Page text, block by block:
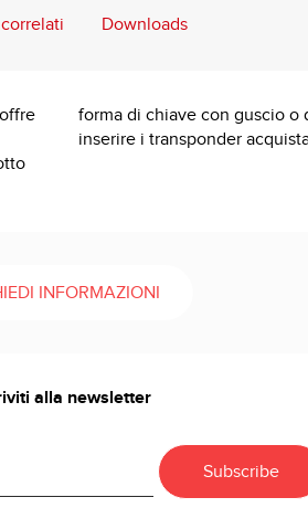
Downloads
forma di chiave con guscio o
inserire i transponder
INFORMAZIONI
alla newsletter